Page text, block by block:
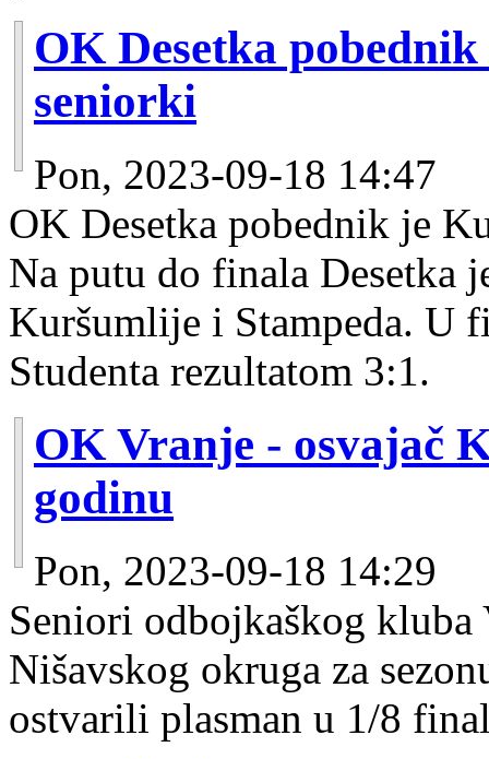
OK Desetka
seniorki
Pon, 2023-09-18 14:47
OK Desetka pobednik je
Na putu do finala Desetka
Kuršumlije i Stampeda. U
Studenta rezultatom 3:1.
OK Vranje - osvajač
godinu
Pon, 2023-09-18 14:29
Seniori odbojkaškog kluba
Nišavskog okruga za
ostvarili plasman u 1/8